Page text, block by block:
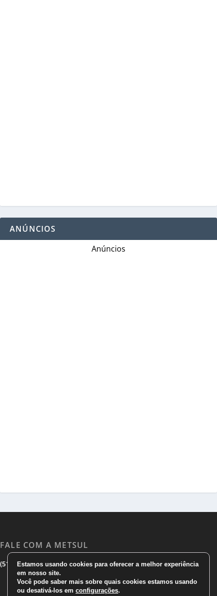
ANÚNCIOS
Anúncios
FALE COM A METSUL
(51) 3533 1983|(51)3785 7752| comercial@metsul.com
Estamos usando cookies para oferecer a melhor experiência
em nosso site.
Você pode saber mais sobre quais cookies estamos usando
ou desativá-los em configurações.